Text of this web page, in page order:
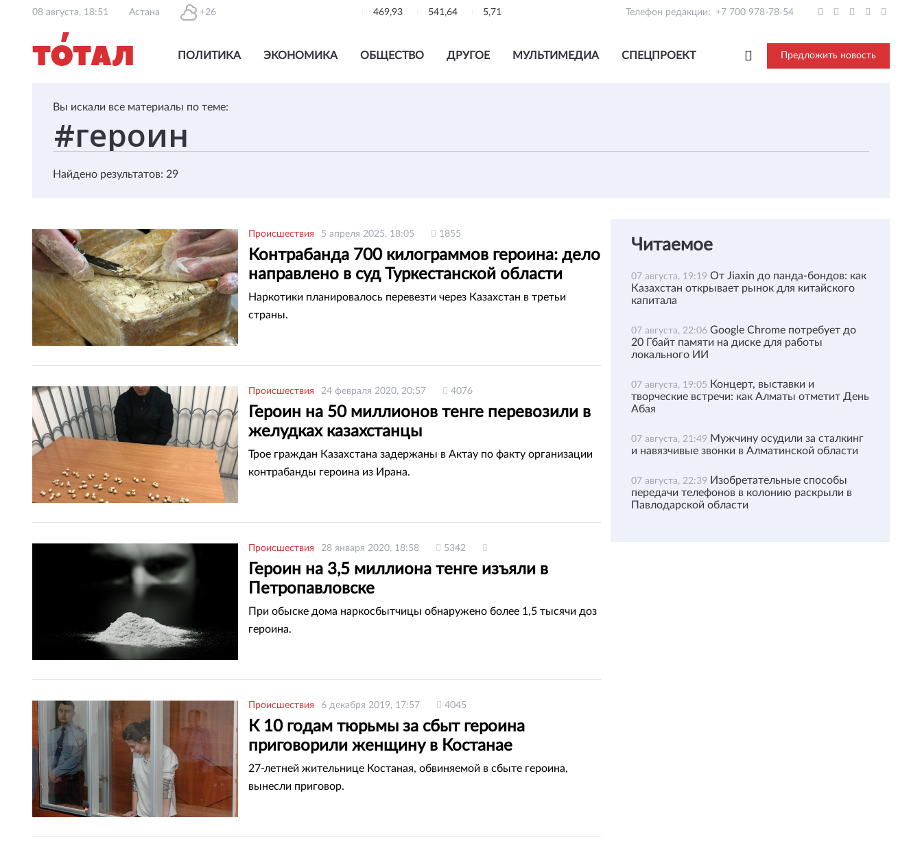
08 августа, 18:51 Астана +26 469,93 541,64 5,71 Телефон редакции: +7 700 978-78-54
ПОЛИТИКА ЭКОНОМИКА ОБЩЕСТВО ДРУГОЕ МУЛЬТИМЕДИА СПЕЦПРОЕКТ Предложить новость
Вы искали все материалы по теме:
Найдено результатов: 29
Происшествия 5 апреля 2025, 18:05 1855
Контрабанда 700 килограммов героина: дело
направлено в суд Туркестанской области
Наркотики планировалось перевезти через Казахстан в третьи
страны.
Происшествия 24 февраля 2020, 20:57 4076
Героин на 50 миллионов тенге перевозили в
желудках казахстанцы
Трое граждан Казахстана задержаны в Актау по факту организации
контрабанды героина из Ирана.
Происшествия 28 января 2020, 18:58 5342
Героин на 3,5 миллиона тенге изъяли в
Петропавловске
При обыске дома наркосбытчицы обнаружено более 1,5 тысячи доз
героина.
Происшествия 6 декабря 2019, 17:57 4045
К 10 годам тюрьмы за сбыт героина
приговорили женщину в Костанае
27-летней жительнице Костаная, обвиняемой в сбыте героина,
вынесли приговор.
Читаемое
07 августа, 19:19 От Jiaxin до панда-бондов: как
Казахстан открывает рынок для китайского
капитала
07 августа, 22:06 Google Chrome потребует до
20 Гбайт памяти на диске для работы
локального ИИ
07 августа, 19:05 Концерт, выставки и
творческие встречи: как Алматы отметит День
Абая
07 августа, 21:49 Мужчину осудили за сталкинг
и навязчивые звонки в Алматинской области
07 августа, 22:39 Изобретательные способы
передачи телефонов в колонию раскрыли в
Павлодарской области